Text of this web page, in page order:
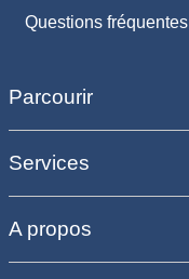
Questions fréquentes
Parcourir
Services
A propos